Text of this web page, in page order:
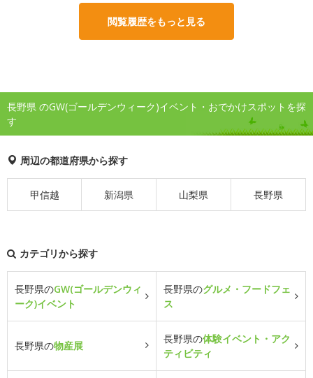
閲覧履歴をもっと見る
長野県 のGW(ゴールデンウィーク)イベント・おでかけスポットを探
す
周辺の都道府県から探す
甲信越 新潟県 山梨県 長野県
カテゴリから探す
長野県のGW(ゴールデンウィ
ーク)イベント
長野県のグルメ・フードフェ
ス
長野県の物産展
長野県の体験イベント・アク
ティビティ